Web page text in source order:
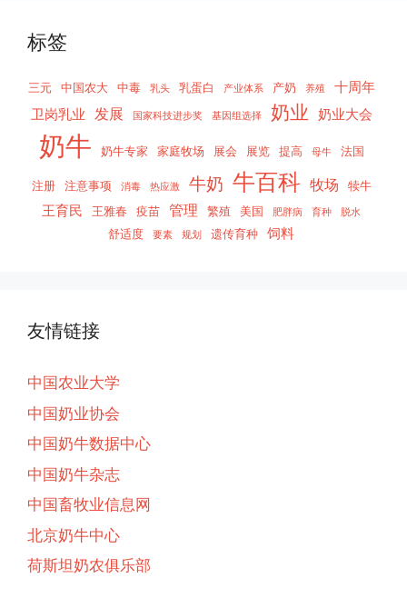
标签
三元 中国农大 中毒 乳头 乳蛋白 产业体系 产奶 养殖
十周年
卫岗乳业 发展 国家科技进步奖 基因组选择 奶业 奶业大会
奶牛 奶牛专家 家庭牧场 展会 展览 提高 母牛 法国
注册 注意事项 消毒 热应激 牛奶 牛百科 牧场 犊牛
王育民 王雅春 疫苗 管理 繁殖 美国 肥胖病 育种 脱水
舒适度 要素 规划 遗传育种 饲料
友情链接
中国农业大学
中国奶业协会
中国奶牛数据中心
中国奶牛杂志
中国畜牧业信息网
北京奶牛中心
荷斯坦奶农俱乐部